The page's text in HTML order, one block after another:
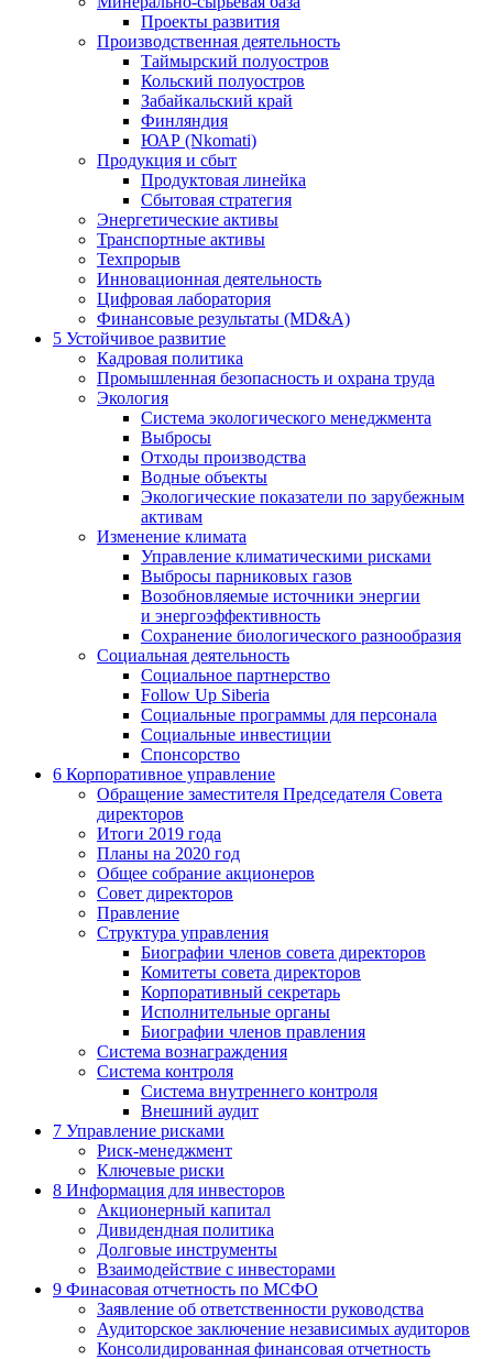
Проекты развития
Производственная деятельность
Таймырский полуостров
Кольский полуостров
Забайкальский край
Финляндия
ЮАР (Nkomati)
Продукция и сбыт
Продуктовая линейка
Сбытовая стратегия
Энергетические активы
Транспортные активы
Техпрорыв
Инновационная деятельность
Цифровая лаборатория
Финансовые результаты (MD&A)
5 Устойчивое развитие
Кадровая политика
Промышленная безопасность и охрана труда
Экология
Система экологического менеджмента
Выбросы
Отходы производства
Водные объекты
Экологические показатели по зарубежным
активам
Изменение климата
Управление климатическими рисками
Выбросы парниковых газов
Возобновляемые источники энергии
и энергоэффективность
Сохранение биологического разнообразия
Социальная деятельность
Социальное партнерство
Follow Up Siberia
Социальные программы для персонала
Социальные инвестиции
Спонсорство
6 Корпоративное управление
Обращение заместителя Председателя Совета
директоров
Итоги 2019 года
Планы на 2020 год
Общее собрание акционеров
Совет директоров
Правление
Структура управления
Биографии членов совета директоров
Комитеты совета директоров
Корпоративный секретарь
Исполнительные органы
Биографии членов правления
Система вознаграждения
Система контроля
Система внутреннего контроля
Внешний аудит
7 Управление рисками
Риск-менеджмент
Ключевые риски
8 Информация для инвесторов
Акционерный капитал
Дивидендная политика
Долговые инструменты
Взаимодействие с инвеcторами
9 Финасовая отчетность по МСФО
Заявление об ответственности руководства
Аудиторское заключение независимых аудиторов
Консолидированная финансовая отчетность